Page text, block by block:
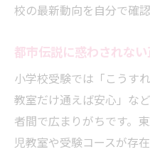
校の最新動向を自分で確
都市伝説に惑わされな
小学校受験では「こうす
教室だけ通えば安心」な
者間で広まりがちです。
児教室や受験コースが存